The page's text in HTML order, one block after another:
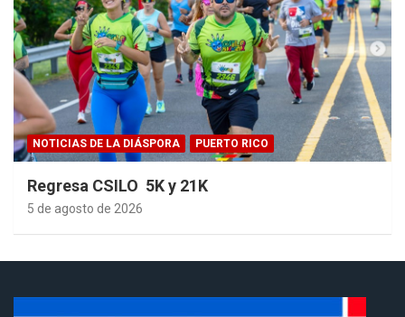
NOTICIAS DE LA DIÁSPORA PUERTO RICO
Regresa CSILO 5K y 21K
5 de agosto de 2026